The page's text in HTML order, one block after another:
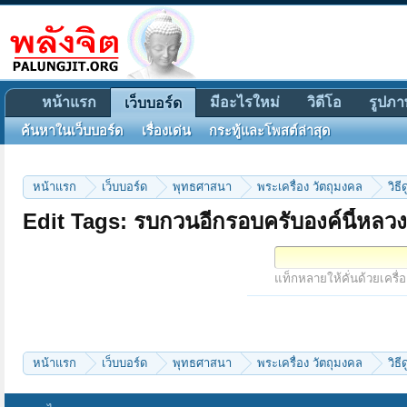
หน้าแรก เว็บบอร์ด พุทธศาสนา พระเครื่อง วัตถุมงคล วิธี
Edit Tags: รบกวนอีกรอบครับองค์นี้หลว
แท็กหลายให้คั่นด้วยเครื่
หน้าแรก เว็บบอร์ด พุทธศาสนา พระเครื่อง วัตถุมงคล วิธี
หน้าแรก เว็บบอร์ด
ค้นหาในเว็บบอร์ด เรื่องเด่น กระทู้และโพสต์ล่าสุด
มีอะไรใหม่ วิดีโอ รูปภ